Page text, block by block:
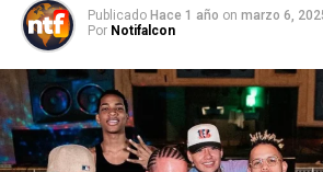
Publicado Hace 1 año on marzo 6,
Por Notifalcon